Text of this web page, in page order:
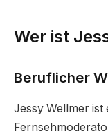
Wer ist
Beruflicher
Jessy Wellmer